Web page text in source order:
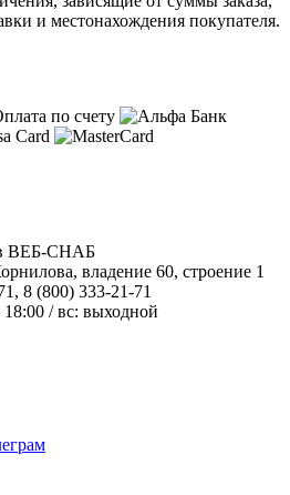
и местонахождения покупателя.
ВЕБ-СНАБ
владение 60, строение 1
, 8 (800) 333-21-71
/ вс: выходной